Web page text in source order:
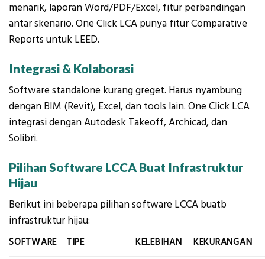
menarik, laporan Word/PDF/Excel, fitur perbandingan
antar skenario. One Click LCA punya fitur Comparative
Reports untuk LEED.
Integrasi & Kolaborasi
Software standalone kurang greget. Harus nyambung
dengan BIM (Revit), Excel, dan tools lain. One Click LCA
integrasi dengan Autodesk Takeoff, Archicad, dan
Solibri.
Pilihan Software LCCA Buat Infrastruktur
Hijau
Berikut ini beberapa pilihan software LCCA buatb
infrastruktur hijau:
SOFTWARE TIPE KELEBIHAN KEKURANGAN